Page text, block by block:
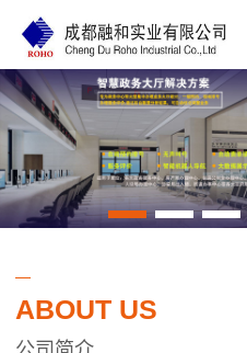
ABOUT US